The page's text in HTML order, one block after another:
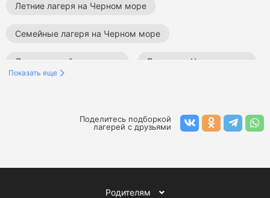
Летние лагеря на Черном море
Семейные лагеря на Черном море
Летние семейные лагеря Лагеря на Черном море
Показать еще
Поделитесь подборкой
лагерей с друзьями
Родителям